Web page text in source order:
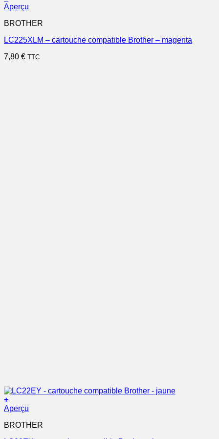
Aperçu
BROTHER
LC225XLM – cartouche compatible Brother – magenta
7,80 € TTC
+
Aperçu
BROTHER